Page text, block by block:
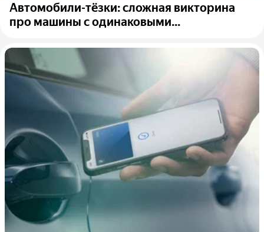
Автомобили-тёзки: сложная викторина
про машины с одинаковыми...